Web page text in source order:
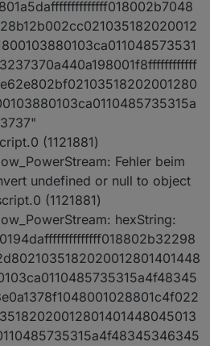
(1121881)
Fehler beim
undefined or null to object
(1121881)
hexString: